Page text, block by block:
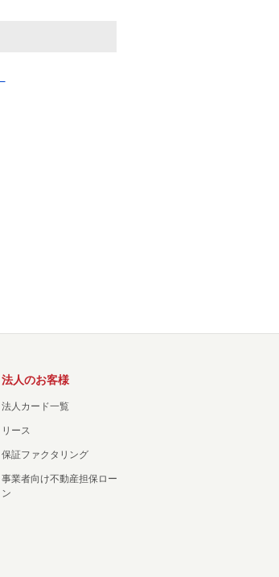
法人のお客様
法人カード一覧
リース
保証ファクタリング
事業者向け不動産担保ロー
ン